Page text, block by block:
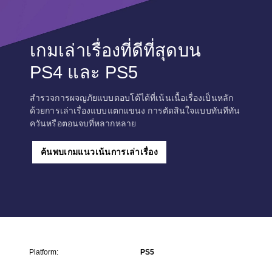
เกมเล่าเรื่องที่ดีที่สุดบน
PS4 และ PS5
สำรวจการผจญภัยแบบตอบโต้ได้ที่เน้นเนื้อเรื่องเป็นหลัก
ด้วยการเล่าเรื่องแบบแตกแขนง การตัดสินใจแบบทันทีทัน
ควันหรือตอนจบที่หลากหลาย
ค้นพบเกมแนวเน้นการเล่าเรื่อง
Platform: PS5